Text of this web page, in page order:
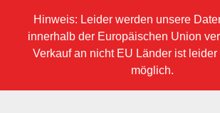
Hinweis: Leider werden unsere
innerhalb der Europäischen Union
Verkauf an nicht EU Länder ist leider
möglich.